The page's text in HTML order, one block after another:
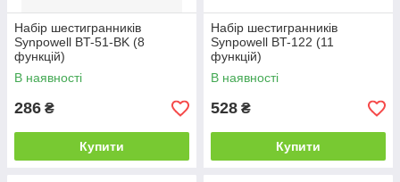
Набір шестигранників
Synpowell BT-51-BK (8
функцій)
В наявності
286 ₴
Купити
Набір шестигранників
Synpowell BT-122 (11
функцій)
В наявності
528 ₴
Купити